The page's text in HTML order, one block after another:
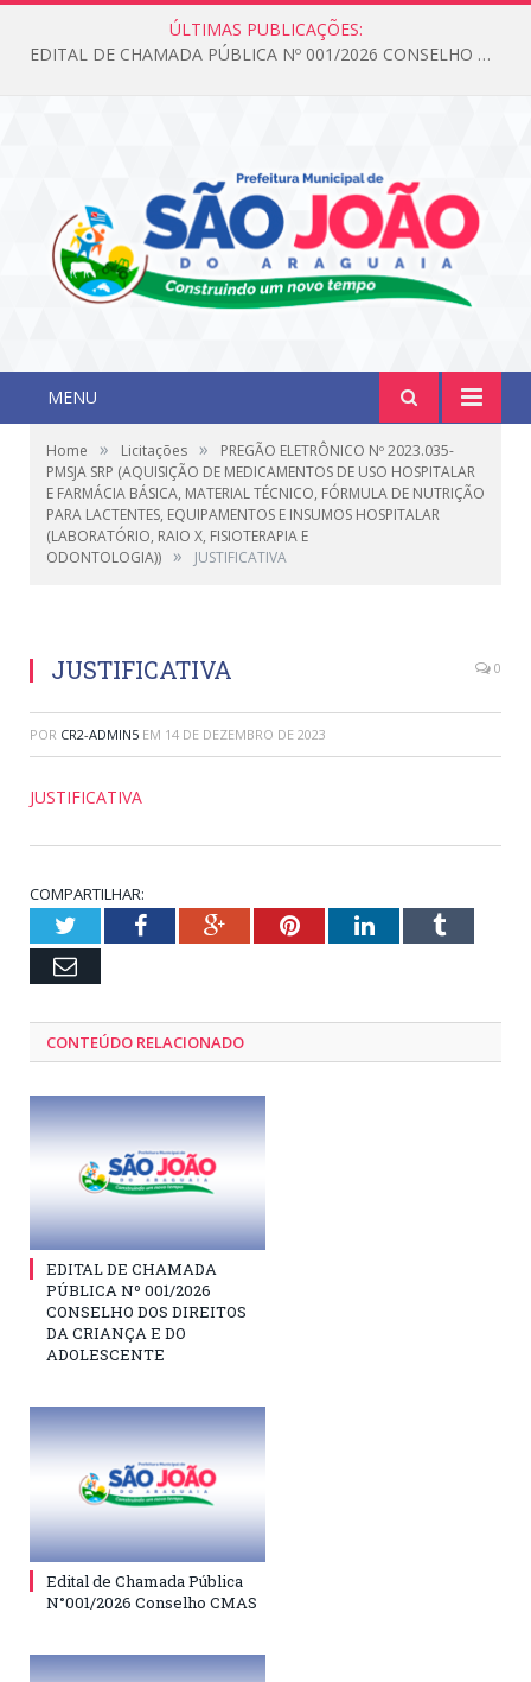
ÚLTIMAS PUBLICAÇÕES:
EDITAL DE CHAMADA PÚBLICA Nº 001/2026 CONSELHO DOS DIREITOS DA CRIANÇA E DO ADOLESCENTE
MENU
Home » Licitações »
PREGÃO ELETRÔNICO Nº 2023.035-
PMSJA SRP (AQUISIÇÃO DE MEDICAMENTOS DE USO HOSPITALAR
E FARMÁCIA BÁSICA, MATERIAL TÉCNICO, FÓRMULA DE NUTRIÇÃO
PARA LACTENTES, EQUIPAMENTOS E INSUMOS HOSPITALAR
(LABORATÓRIO, RAIO X, FISIOTERAPIA E
ODONTOLOGIA)) » JUSTIFICATIVA
JUSTIFICATIVA 0
POR CR2-ADMIN5 EM 14 DE DEZEMBRO DE 2023
JUSTIFICATIVA
COMPARTILHAR:
TwitterFacebookGoogle+PinterestLinkedInTumblr
Email
CONTEÚDO RELACIONADO
EDITAL DE CHAMADA
PÚBLICA Nº 001/2026
CONSELHO DOS DIREITOS
DA CRIANÇA E DO
ADOLESCENTE
Edital de Chamada Pública
N°001/2026 Conselho CMAS